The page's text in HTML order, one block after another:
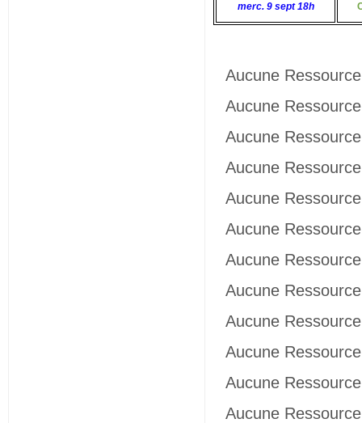
merc. 9 sept 18h
Aucune
Aucune
Aucune
Aucune
Aucune
Aucune
Aucune
Aucune
Aucune
Aucune
Aucune
Aucune